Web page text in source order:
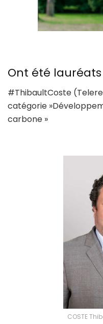
Ont été lauréats
#ThibaultCoste
catégorie
carbone »
COSTE